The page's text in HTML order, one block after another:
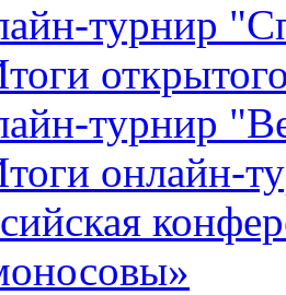
турнир
турнир
онлайн-